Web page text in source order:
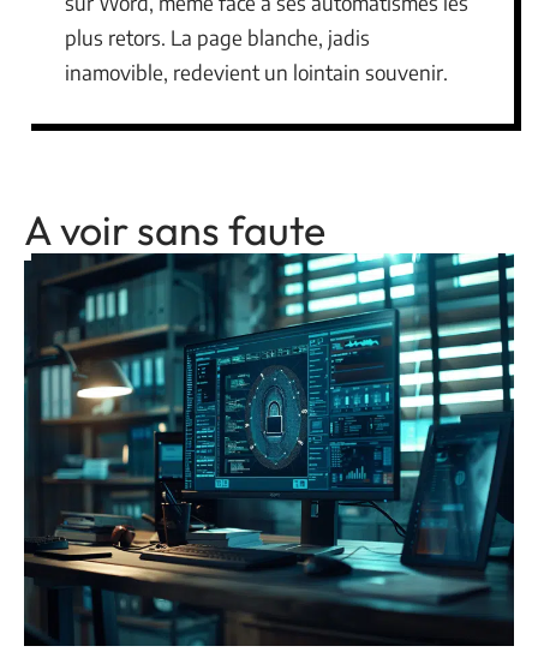
plus retors. La page blanche, jadis
inamovible, redevient un lointain souvenir.
A voir sans faute